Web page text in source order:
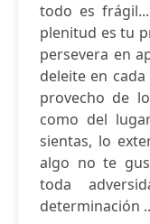
todo es
plenitud es tu
persevera en
deleite en
provecho de
como del
sientas, lo
algo no te
toda
determinación